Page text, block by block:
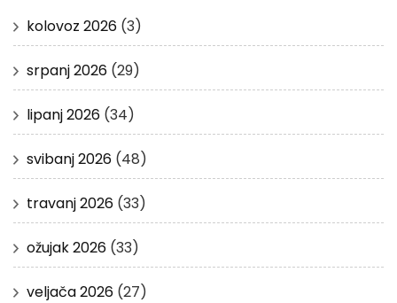
kolovoz 2026 (3)
srpanj 2026 (29)
lipanj 2026 (34)
svibanj 2026 (48)
travanj 2026 (33)
ožujak 2026 (33)
veljača 2026 (27)